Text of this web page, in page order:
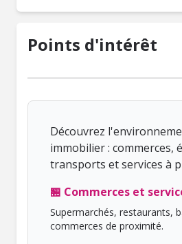
Points d'intérêt
Découvrez
immobilier : commerces,
transports et services à
🏪 Commerces et
Supermarchés, restaurants,
commerces de proximité.